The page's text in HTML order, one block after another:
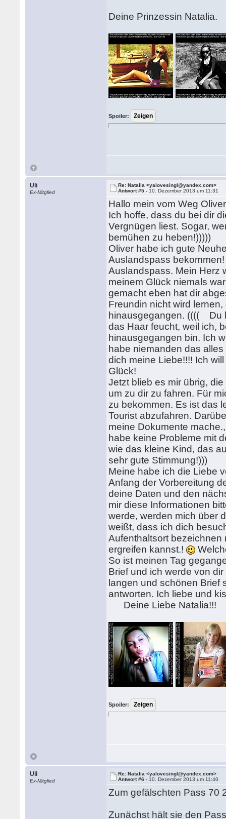
Deine Prinzessin Natalia.
Spoiler:
Uli
Ex-Mitglied
Re: Natalia <yalovesingl@yandex.com>
Antwort #5 - 10. Dezember 2013 um 11:31
Hallo mein vom Weg
Ich hoffe, dass du bei dir
Vergnügen liest. Sogar,
bemühen zu heben!)))))
Oliver habe ich gute
Auslandspass
Auslandspass. Mein Herz
meinem Glück niemals
gemacht eben hat dir
Freundin nicht wird
hinausgegangen. (((( Du
das Haar feucht, weil ich,
hinausgegangen bin. Ich
habe niemanden das
dich meine Liebe!!!! Ich
Glück!
Jetzt blieb es mir übrig,
um zu dir zu fahren. Für
zu bekommen. Es ist das
Tourist abzufahren.
meine Dokumente
habe keine Probleme mit
wie das kleine Kind, das
sehr gute Stimmung!)))
Meine habe ich die Liebe
Anfang der Vorbereitung
deine Daten und den
mir diese Informationen
werde, werden mich über
weißt, dass ich dich
Aufenthaltsort
ergreifen kannst.!
So ist meinen Tag
Brief und ich werde von
langen und schönen Brief
antworten. Ich liebe und
Deine Liebe Natalia!!!
Spoiler:
Uli
Ex-Mitglied
Re: Natalia <yalovesingl@yandex.com>
Antwort #6 - 10. Dezember 2013 um 11:40
Zum gefälschten Pass 70
Zunächst hält sie den